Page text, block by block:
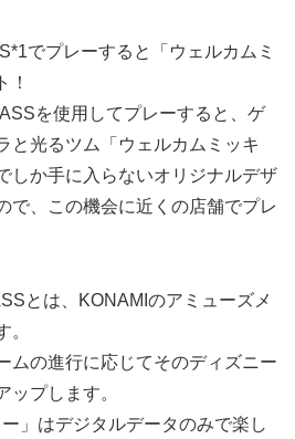
でプレーすると「ウェルカムミ
！
を使用してプレーすると、ゲ
と光るツム「ウェルカムミッキ
しか手に入らないオリジナルデザ
で、この機会に近くの店舗でプレ
とは、KONAMIのアミューズメ
。
ムの進行に応じてそのディズニー
ップします。
」はデジタルデータのみで楽し